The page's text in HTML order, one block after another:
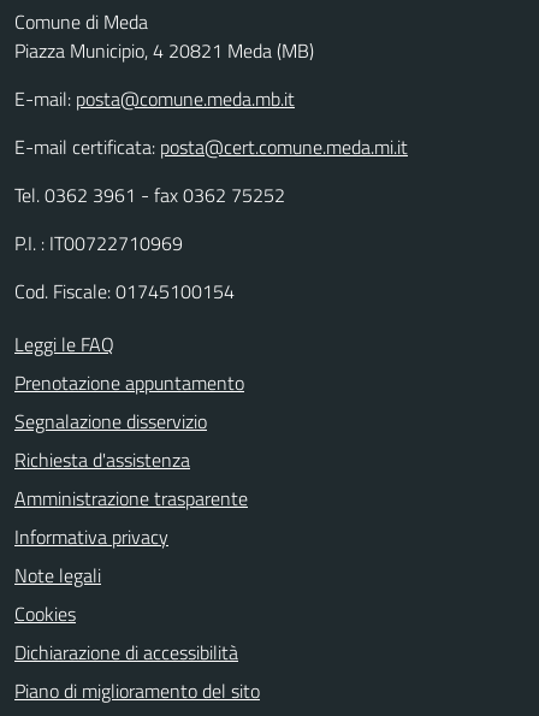
Comune di Meda
Piazza Municipio, 4 20821 Meda (MB)
E-mail: posta@comune.meda.mb.it
E-mail certificata: posta@cert.comune.meda.mi.it
Tel. 0362 3961 - fax 0362 75252
P.I. : IT00722710969
Cod. Fiscale: 01745100154
Leggi le FAQ
Prenotazione appuntamento
Segnalazione disservizio
Richiesta d'assistenza
Amministrazione trasparente
Informativa privacy
Note legali
Cookies
Dichiarazione di accessibilità
Piano di miglioramento del sito